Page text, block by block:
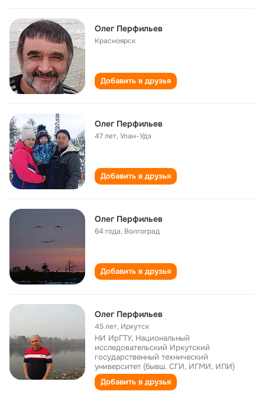
Олег Перфильев
Красноярск
Добавить в друзья
Олег Перфильев
47 лет,Улан-Удэ
Добавить в друзья
Олег Перфильев
64 года, Волгоград
Добавить в друзья
Олег Перфильев
45 лет, Иркутск
НИ ИрГТУ, Национальный
исследовательский Иркутский
государственный технический
университет (бывш. СГИ, ИГМИ, ИПИ)
Добавить в друзья